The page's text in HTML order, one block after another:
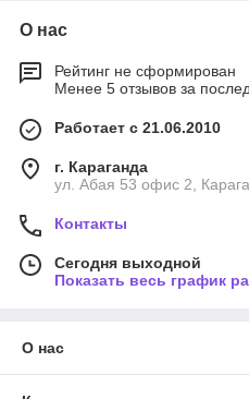
О нас
Рейтинг не сформирован
Менее 5 отзывов за
Работает с 21.06.2010
г. Караганда
ул. Абая 53 офис 2,
Контакты
Сегодня выходной
Показать весь график
О нас